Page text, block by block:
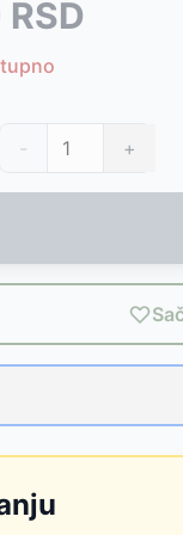
59574-1199RSD
36352
59574
RSD
- +